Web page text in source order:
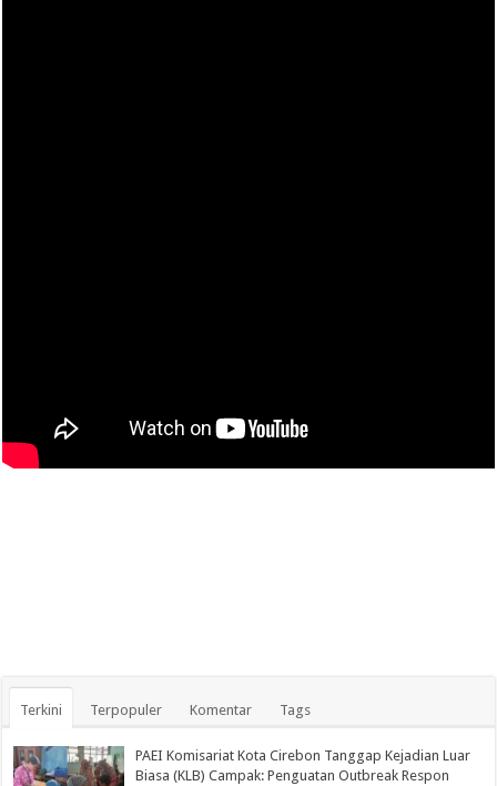
Terkini Terpopuler Komentar Tags
PAEI Komisariat Kota Cirebon Tanggap Kejadian Luar
Biasa (KLB) Campak: Penguatan Outbreak Respon